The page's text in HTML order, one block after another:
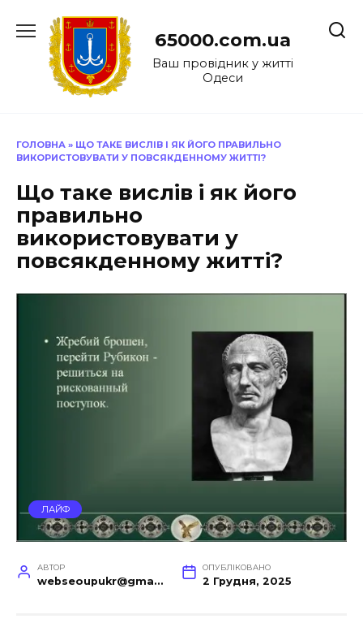
до
65000.com.ua
Ваш провідник у житті
Одеси
ГОЛОВНА » ЩО ТАКЕ ВИСЛІВ І ЯК ЙОГО ПРАВИЛЬНО
ВИКОРИСТОВУВАТИ У ПОВСЯКДЕННОМУ ЖИТТІ?
Що таке вислів і як його
правильно
використовувати у
повсякденному житті?
ЛАЙФ
АВТОР
webseoupukr@gmail.com
ОПУБЛІКОВАНО
2 Грудня, 2025